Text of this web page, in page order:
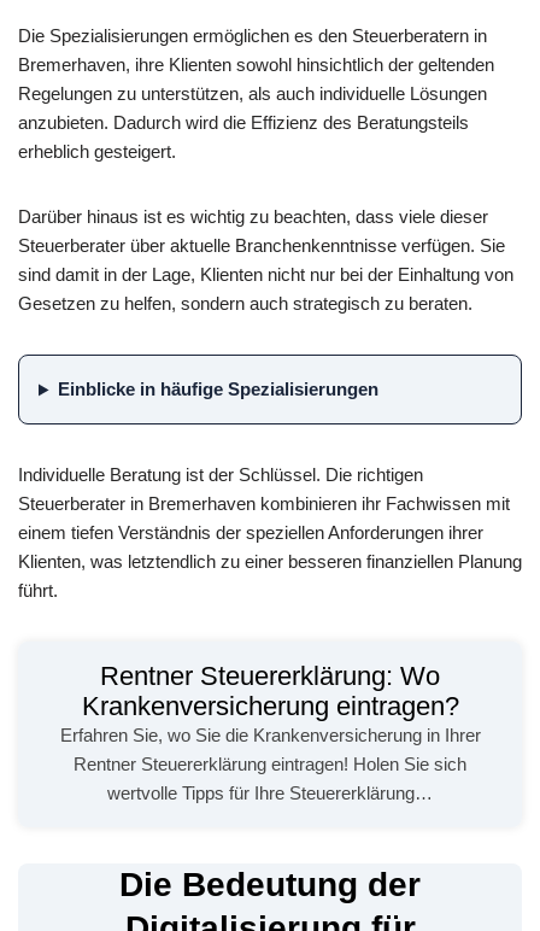
Die Spezialisierungen ermöglichen es den Steuerberatern in
Bremerhaven, ihre Klienten sowohl hinsichtlich der geltenden
Regelungen zu unterstützen, als auch individuelle Lösungen
anzubieten. Dadurch wird die Effizienz des Beratungsteils
erheblich gesteigert.
Darüber hinaus ist es wichtig zu beachten, dass viele dieser
Steuerberater über aktuelle Branchenkenntnisse verfügen. Sie
sind damit in der Lage, Klienten nicht nur bei der Einhaltung von
Gesetzen zu helfen, sondern auch strategisch zu beraten.
Einblicke in häufige Spezialisierungen
Individuelle Beratung ist der Schlüssel. Die richtigen
Steuerberater in Bremerhaven kombinieren ihr Fachwissen mit
einem tiefen Verständnis der speziellen Anforderungen ihrer
Klienten, was letztendlich zu einer besseren finanziellen Planung
führt.
Rentner Steuererklärung: Wo
Krankenversicherung eintragen?
Erfahren Sie, wo Sie die Krankenversicherung in Ihrer
Rentner Steuererklärung eintragen! Holen Sie sich
wertvolle Tipps für Ihre Steuererklärung…
Die Bedeutung der